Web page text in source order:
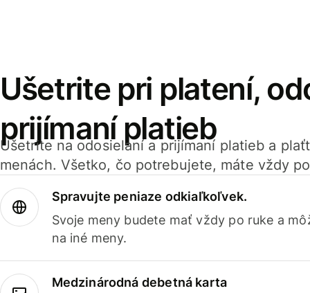
Ušetrite pri platení,
prijímaní platieb
Ušetrite na odosielaní a prijímaní platieb a
menách. Všetko, čo potrebujete, máte vždy
Spravujte peniaze odkiaľkoľvek.
Svoje meny budete mať vždy po ruke a
na iné meny.
Medzinárodná debetná karta